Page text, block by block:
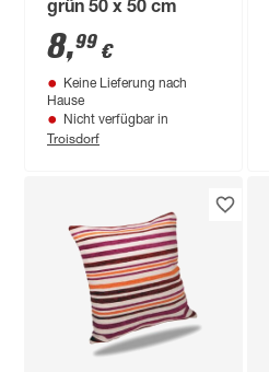
grün 50 x 50 cm
8,99 €
Keine Lieferung nach
Hause
Nicht verfügbar in
Troisdorf